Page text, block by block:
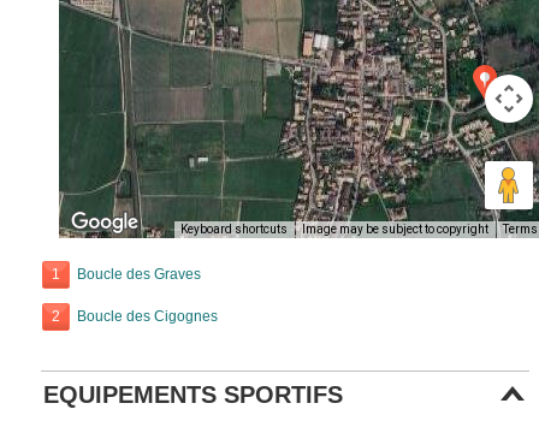
Keyboard shortcuts Image may be subject to copyright Terms
1 Boucle des Graves
2 Boucle des Cigognes
EQUIPEMENTS SPORTIFS